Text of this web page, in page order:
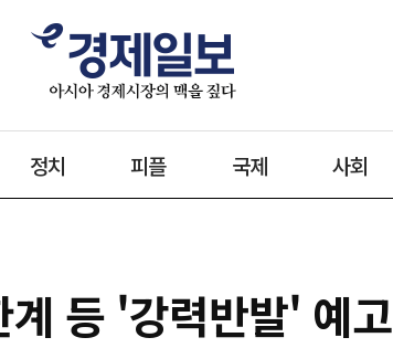
정치 피플 국제 사회
등 '강력반발' 예고